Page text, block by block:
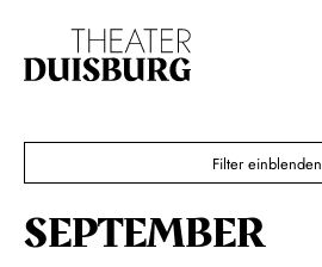
Zur Hauptnavigation springen
Zum Footer springen
Filter einblenden
SEPTEMBER